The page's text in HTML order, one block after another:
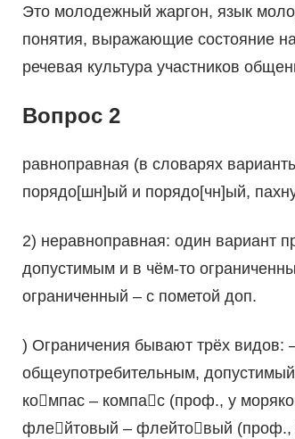
Это молодежный жаргон, язык
понятия, выражающие состояние
речевая культура участников
Вопрос 2
равноправная (в словарях
порядо[шн]ый и порядо[чн]ый,
2) неравноправная: один вариант
допустимым и в чём-то
ограниченный – с пометой доп.
) Ограничения бывают трёх видов:
общеупотребительным,
компас – компас (проф., у
флейтовый – флейтовый (проф.,